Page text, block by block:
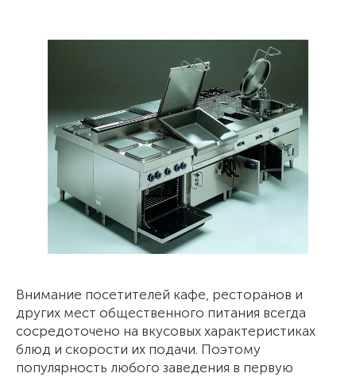
Внимание посетителей кафе, ресторанов и
других мест общественного питания всегда
сосредоточено на вкусовых характеристиках
блюд и скорости их подачи. Поэтому
популярность любого заведения в первую